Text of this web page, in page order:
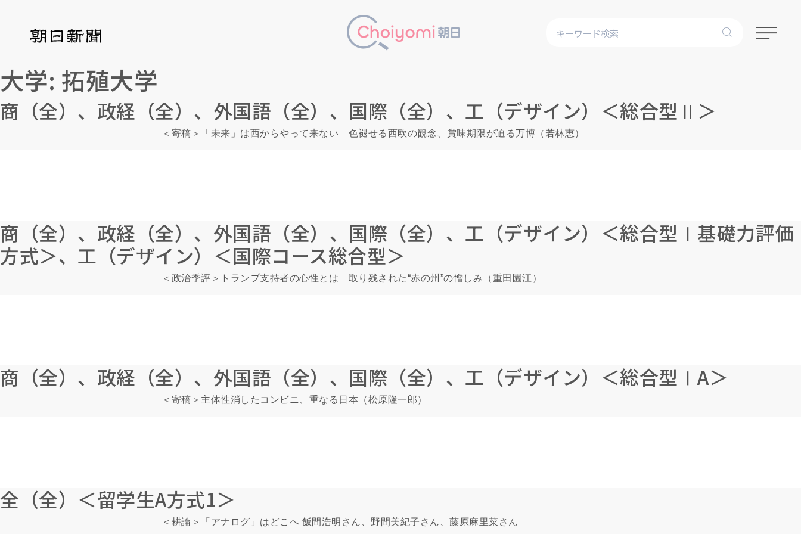
大学: 拓殖大学
商（全）、政経（全）、外国語（全）、国際（全）、工（デザイン）＜総合型Ⅱ＞
＜寄稿＞「未来」は西からやって来ない 色褪せる西欧の観念、賞味期限が迫る万博（若林恵）
商（全）、政経（全）、外国語（全）、国際（全）、工（デザイン）＜総合型Ⅰ基礎力評価
方式＞、工（デザイン）＜国際コース総合型＞
＜政治季評＞トランプ支持者の心性とは 取り残された“赤の州”の憎しみ（重田園江）
商（全）、政経（全）、外国語（全）、国際（全）、工（デザイン）＜総合型ⅠA＞
＜寄稿＞主体性消したコンビニ、重なる日本（松原隆一郎）
全（全）＜留学生A方式1＞
＜耕論＞「アナログ」はどこへ 飯間浩明さん、野間美紀子さん、藤原麻里菜さん